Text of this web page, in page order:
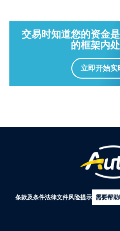
交易时知道您的资金
的框架内处
立即开始实
条款及条件法律文件风险提示 需要帮